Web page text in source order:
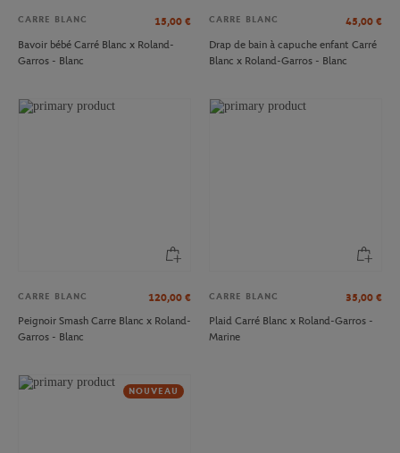
CARRE BLANC 15,00 €
Bavoir bébé Carré Blanc x Roland-
Garros - Blanc
CARRE BLANC 45,00 €
Drap de bain à capuche enfant Carré
Blanc x Roland-Garros - Blanc
CARRE BLANC 120,00 €
Peignoir Smash Carre Blanc x Roland-
Garros - Blanc
CARRE BLANC 35,00 €
Plaid Carré Blanc x Roland-Garros -
Marine
NOUVEAU